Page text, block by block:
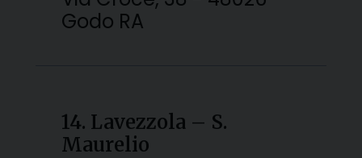
Godo RA
14. Lavezzola – S.
Maurelio